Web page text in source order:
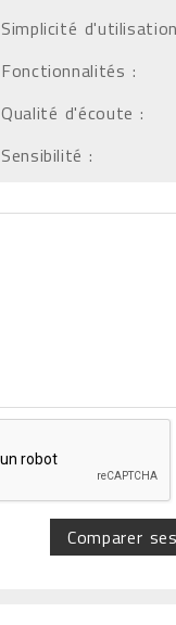
Simplicité
Fonctionnalités :
Qualité d'écoute :
Sensibilité :
Comparer